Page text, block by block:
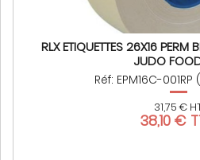
RLX ETIQUETTES 26X16
JUDO
Réf: EPM16C-001RP
31,75 €
38,10 €